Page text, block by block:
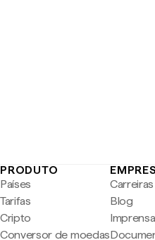
PRODUTO
Países
Tarifas
Cripto
Conversor de moedas
Carreiras
Blog
Imprensa